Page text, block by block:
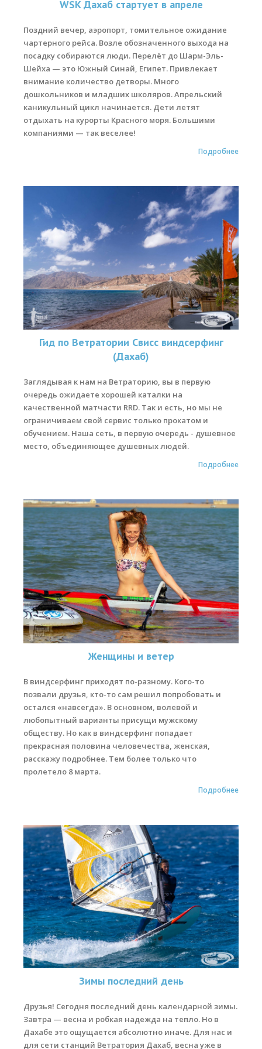
Наши Станции
Ветратория.Вьетнам
Ветратория Россия
Ветратория.Египет
Цены
Прокат Винг Фоил
Продажа оборудования
Система скидок
Обучение кайтсерфингу
Контакты
WSK Дахаб стартует в апреле
Поздний вечер, аэропорт, томительное ожидание
чартерного рейса. Возле обозначенного выхода на
посадку собираются люди. Перелёт до Шарм-Эль-
Шейха — это Южный Синай, Египет. Привлекает
внимание количество детворы. Много
дошкольников и младших школяров. Апрельский
каникульный цикл начинается. Дети летят
отдыхать на курорты Красного моря. Большими
компаниями — так веселее!
Подробнее
Гид по Ветратории Свисс виндсерфинг
(Дахаб)
Заглядывая к нам на Ветраторию, вы в первую
очередь ожидаете хорошей каталки на
качественной матчасти RRD. Так и есть, но мы не
ограничиваем свой сервис только прокатом и
обучением. Наша сеть, в первую очередь - душевное
место, объединяющее душевных людей.
Подробнее
Женщины и ветер
В виндсерфинг приходят по-разному. Кого-то
позвали друзья, кто-то сам решил попробовать и
остался «навсегда». В основном, волевой и
любопытный варианты присущи мужскому
обществу. Но как в виндсерфинг попадает
прекрасная половина человечества, женская,
расскажу подробнее. Тем более только что
пролетело 8 марта.
Подробнее
Зимы последний день
Друзья! Сегодня последний день календарной зимы.
Завтра — весна и робкая надежда на тепло. Но в
Дахабе это ощущается абсолютно иначе. Для нас и
для сети станций Ветратория Дахаб, весна уже в